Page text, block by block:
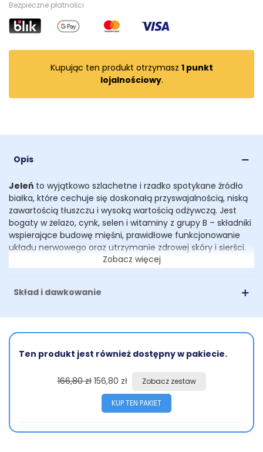
Bezpieczne płatności
Kupując ten produkt otrzymasz 1punkt
lojalnościowy.
Opis
Jeleń to wyjątkowo szlachetne i rzadko spotykane źródło
białka, które cechuje się doskonałą przyswajalnością, niską
zawartością tłuszczu i wysoką wartością odżywczą. Jest
bogaty w żelazo, cynk, selen i witaminy z grupy B – składniki
wspierające budowę mięśni, prawidłowe funkcjonowanie
układu nerwowego oraz utrzymanie zdrowej skóry i sierści.
Mięso jelenia jest naturalnie hipoalergiczne i dobrze
dziczyzny podyktowane są różnorodną dietą dzikiego jelenia
obfitującą w zioła, pędy roślin, grzyby i owoce leśne do
której zwierzęta te mają nieograniczony dostęp w swoim
środowisku naturalnym. Dzika zwierzyna ma dużo ruchu
pokarmowi ma ciekawy smak, który stanowczo różni się od
mięsa zwierząt hodowlanych co czyni z dziczyzny
wyjątkowy rarytas dla psich niejadków.
Dodatekowoców leśnych, takich jakborówkiidzika
Zobacz więcej
Skład i dawkowanie
Ten produkt jest również dostępny w pakiecie.
166,80 zł 156,80 zł Zobacz zestaw
KUP TEN PAKIET